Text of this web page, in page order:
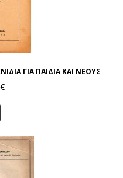
ΓΙΑ ΠΑΙΔΙΑ ΚΑΙ ΝΕΟΥΣ